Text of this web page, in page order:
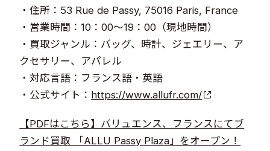
・住所：53 Rue de Passy, 75016 Paris, France
・営業時間：10：00～19：00（現地時間）
・買取ジャンル：バッグ、時計、ジェエリー、ア
クセサリー、アパレル
・対応言語：フランス語・英語
・公式サイト： https://www.allufr.com/
【PDFはこちら】バリュエンス、フランスにてブ
ランド買取 「ALLU Passy Plaza」をオープン！